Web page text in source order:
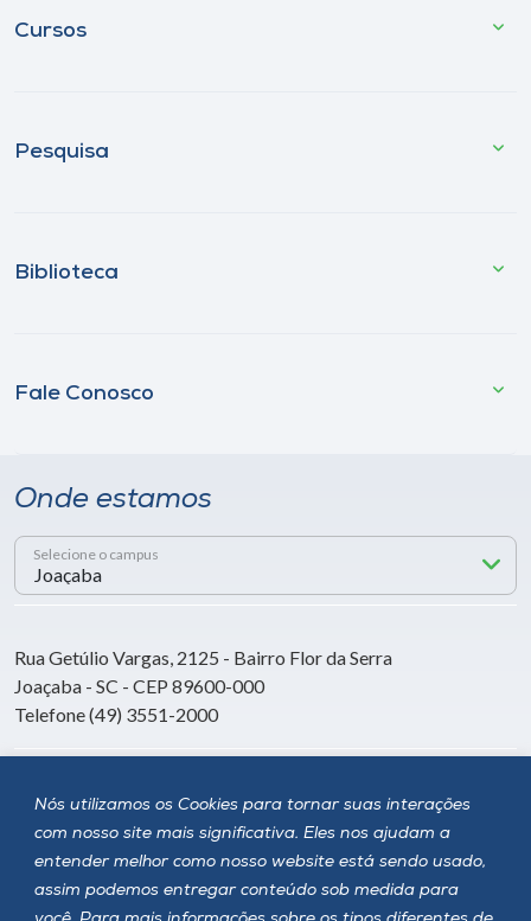
Nós utilizamos os Cookies para tornar suas interações
com nosso site mais significativa. Eles nos ajudam a
entender melhor como nosso website está sendo usado,
assim podemos entregar conteúdo sob medida para
Cursos
Pesquisa
Biblioteca
Fale Conosco
Onde estamos
Selecione o campus
Rua Getúlio Vargas, 2125 - Bairro Flor da Serra
Joaçaba - SC - CEP 89600-000
Telefone (49) 3551-2000
Siga a Unoesc